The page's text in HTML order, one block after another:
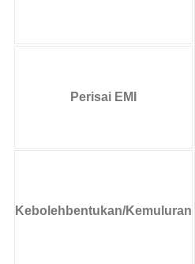
Perisai EMI
Kebolehbentukan/Kemuluran